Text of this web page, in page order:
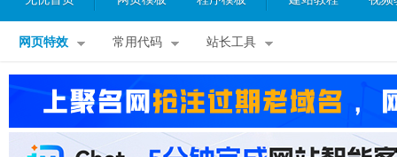
网页特效 常用代码 站长工具